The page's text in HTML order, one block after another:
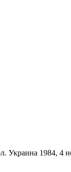
Украина 1984, 4